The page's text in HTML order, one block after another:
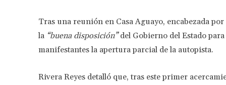
Tras una reunión en Casa Aguayo, encabezada
la “buena disposición”del Gobierno del Estado
manifestantes la apertura parcial de la autopista.
Rivera Reyes detalló que, tras este primer